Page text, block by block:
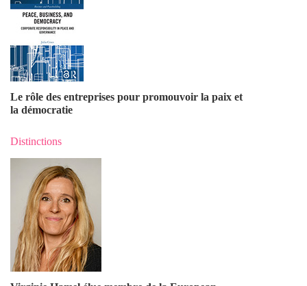
Le rôle des entreprises pour promouvoir la paix et
la démocratie
Distinctions